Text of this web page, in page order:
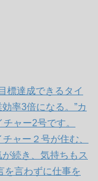
標達成できるタイ
率3倍になる。”カ
ャー2号です。
ャー２号が住む、
続き、気持ちもス
言わずに仕事を